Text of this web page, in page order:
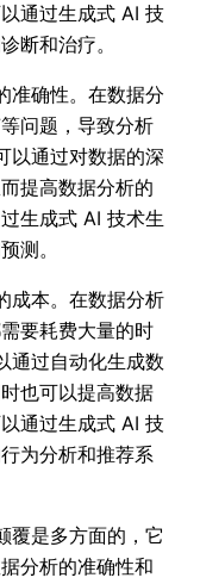
通过生成式 AI 技
断和治疗。
准确性。在数据分
问题，导致分析
以通过对数据的深
提高数据分析的
生成式 AI 技术生
测。
成本。在数据分析
要耗费大量的时
通过自动化生成数
也可以提高数据
通过生成式 AI 技
为分析和推荐系
覆是多方面的，它
分析的准确性和